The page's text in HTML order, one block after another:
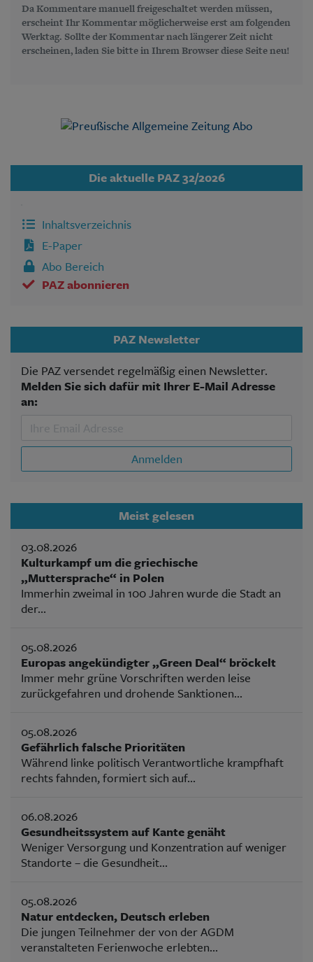
Da Kommentare manuell freigeschaltet werden müssen,
erscheint Ihr Kommentar möglicherweise erst am folgenden
Werktag. Sollte der Kommentar nach längerer Zeit nicht
erscheinen, laden Sie bitte in Ihrem Browser diese Seite neu!
Die aktuelle PAZ 32/2026
Inhaltsverzeichnis
E-Paper
Abo Bereich
PAZ abonnieren
PAZ Newsletter
Die PAZ versendet regelmäßig einen Newsletter.
Melden Sie sich dafür mit Ihrer E-Mail Adresse
an:
Anmelden
Meist gelesen
03.08.2026
Kulturkampf um die griechische
„Muttersprache“ in Polen
Immerhin zweimal in 100 Jahren wurde die Stadt an
der...
05.08.2026
Europas angekündigter „Green Deal“ bröckelt
Immer mehr grüne Vorschriften werden leise
zurückgefahren und drohende Sanktionen...
05.08.2026
Gefährlich falsche Prioritäten
Während linke politisch Verantwortliche krampfhaft
rechts fahnden, formiert sich auf...
06.08.2026
Gesundheitssystem auf Kante genäht
Weniger Versorgung und Konzentration auf weniger
Standorte – die Gesundheit...
05.08.2026
Natur entdecken, Deutsch erleben
Die jungen Teilnehmer der von der AGDM
veranstalteten Ferienwoche erlebten...